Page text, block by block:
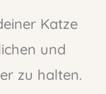
Katze
und
zu halten.